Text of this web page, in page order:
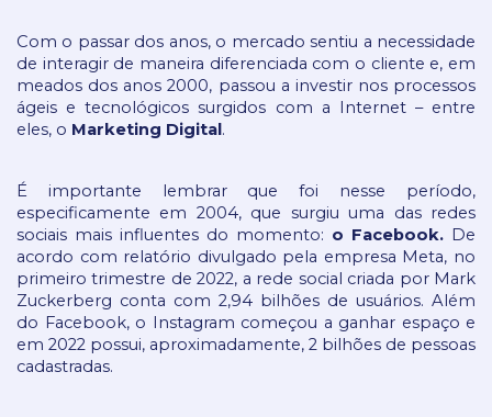
Com o passar dos anos, o mercado sentiu a necessidade
de interagir de maneira diferenciada com o cliente e, em
meados dos anos 2000, passou a investir nos processos
ágeis e tecnológicos surgidos com a Internet – entre
eles, o Marketing Digital.
É importante lembrar que foi nesse período,
especificamente em 2004, que surgiu uma das redes
sociais mais influentes do momento: o Facebook. De
acordo com relatório divulgado pela empresa Meta, no
primeiro trimestre de 2022, a rede social criada por Mark
Zuckerberg conta com 2,94 bilhões de usuários. Além
do Facebook, o Instagram começou a ganhar espaço e
em 2022 possui, aproximadamente, 2 bilhões de pessoas
cadastradas.